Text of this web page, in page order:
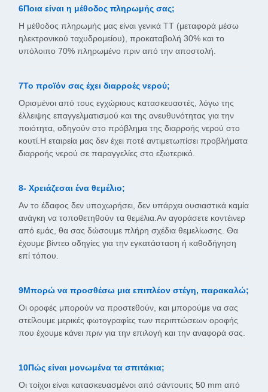
6Ποια είναι η μέθοδος πληρωμής σας;
Η μέθοδος πληρωμής μας είναι γενικά TT (μεταφορά μέσω
ηλεκτρονικού ταχυδρομείου), προκαταβολή 30% και το
υπόλοιπο 70% πληρωμένο πριν από την αποστολή.
7Το προϊόν σας έχει διαρροές νερού;
Ορισμένοι από τους εγχώριους κατασκευαστές, λόγω της
έλλειψης επαγγελματισμού και της ανευθυνότητας για την
ποιότητα, οδηγούν στο πρόβλημα της διαρροής νερού στο
κουτί.Η εταιρεία μας δεν έχει ποτέ αντιμετωπίσει προβλήματα
διαρροής νερού σε παραγγελίες στο εξωτερικό.
8- Χρειάζεσαι ένα θεμέλιο;
Αν το έδαφος δεν υποχωρήσει, δεν υπάρχει ουσιαστικά καμία
ανάγκη να τοποθετηθούν τα θεμέλια.Αν αγοράσετε κοντέινερ
από εμάς, θα σας δώσουμε πλήρη σχέδια θεμελίωσης. Θα
έχουμε βίντεο οδηγίες για την εγκατάσταση ή καθοδήγηση
επί τόπου.
9Μπορώ να προσθέσω μια επιπλέον στέγη, παρακαλώ;
Οι οροφές μπορούν να προστεθούν, και μπορούμε να σας
στείλουμε μερικές φωτογραφίες των περιπτώσεων οροφής
που έχουμε κάνει πριν για την επιλογή και την αναφορά σας.
10Πώς είναι μονωμένα τα σπιτάκια;
Οι τοίχοι είναι κατασκευασμένοι από σάντουιτς 50 mm από